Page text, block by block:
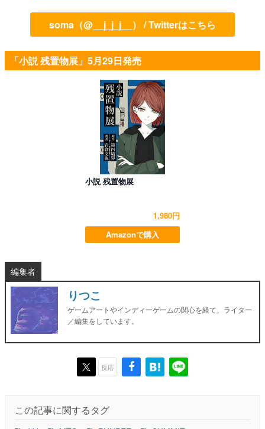
soma（@__j_j_j__） / Twitterはこちら
「小説 残置物展」5月29日発売
小説 残置物展
1,980円
Amazonで購入
編集者
りつこ
ゲームアートやインディーゲームの関心を経て、ライター
／編集をしています。
反応
この記事に関するタグ